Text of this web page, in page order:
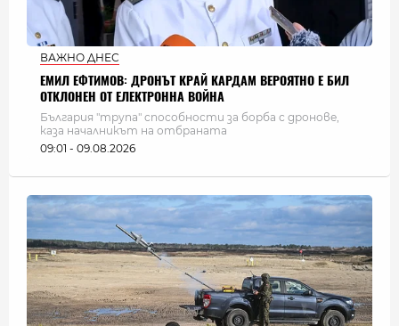
ВАЖНО ДНЕС
ЕМИЛ ЕФТИМОВ: ДРОНЪТ КРАЙ КАРДАМ ВЕРОЯТНО Е БИЛ
ОТКЛОНЕН ОТ ЕЛЕКТРОННА ВОЙНА
България "трупа" способности за борба с дронове,
каза началникът на отбраната
09:01 - 09.08.2026